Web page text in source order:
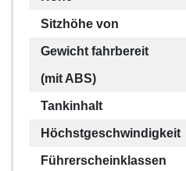
Sitzhöhe von
Gewicht fahrbereit
(mit ABS)
Tankinhalt
Höchstgeschwindigkeit
Führerscheinklassen